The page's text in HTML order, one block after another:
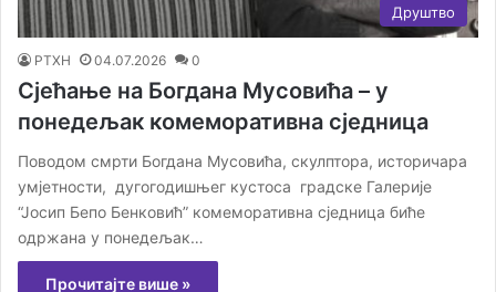
Друштво
РТХН 04.07.2026 0
Сјећање на Богдана Мусовића – у
понедељак комеморативна сједница
Поводом смрти Богдана Мусовића, скулптора, историчара
умјетности, дугогодишњег кустоса градске Галерије
“Јосип Бепо Бенковић” комеморативна сједница биће
одржана у понедељак…
Прочитајте више »